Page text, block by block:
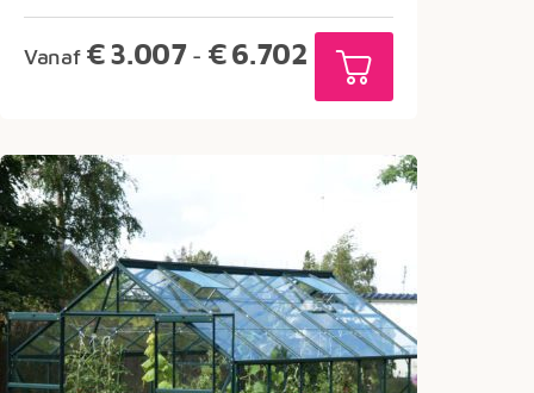
Vanaf €3.007 - €6.702 Prijsklasse:
€3.007